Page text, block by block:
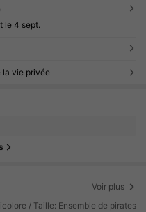
le 4 sept.
la vie privée
Voir plus
/ Taille: Ensemble de pirates